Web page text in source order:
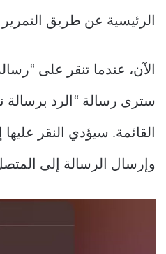
الرئيسية عن طريق
الآن، عندما تنقر على
سترى رسالة “الرد
القائمة. سيؤدي النقر
وإرسال الرسالة إلى